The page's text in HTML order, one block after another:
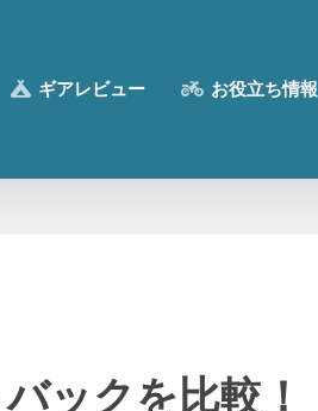
ギアレビュー お役立ち情報
ックを比較！